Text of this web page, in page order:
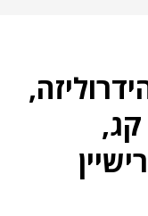
שוקולד, 1.59 קג,